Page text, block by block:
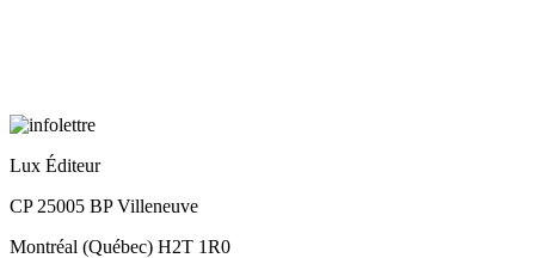
Lux Éditeur
CP 25005 BP Villeneuve
Montréal (Québec) H2T 1R0